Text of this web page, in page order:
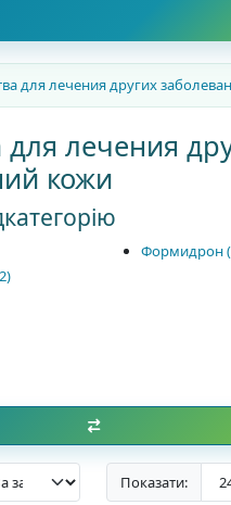
для лечения других
для лечения
кожи
Формидрон
Показати: